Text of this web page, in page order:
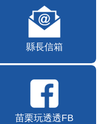
縣長信箱
苗栗玩透透FB